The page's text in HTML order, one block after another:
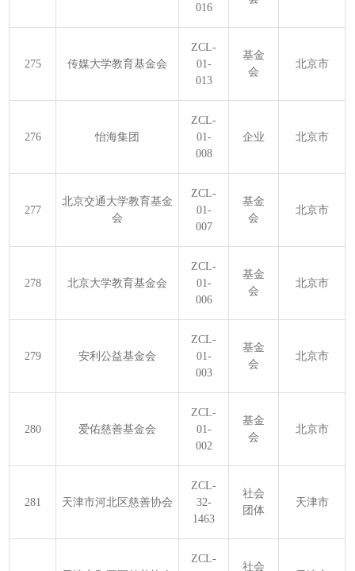
016
275 传媒大学教育基金会
ZCL-
01-
013
基金
会
北京市
276 怡海集团
ZCL-
01-
008
企业 北京市
277
北京交通大学教育基金
会
ZCL-
01-
007
基金
会
北京市
278 北京大学教育基金会
ZCL-
01-
006
基金
会
北京市
279 安利公益基金会
ZCL-
01-
003
基金
会
北京市
280 爱佑慈善基金会
ZCL-
01-
002
基金
会
北京市
281 天津市河北区慈善协会
ZCL-
32-
1463
社会
团体
天津市
ZCL-
社会